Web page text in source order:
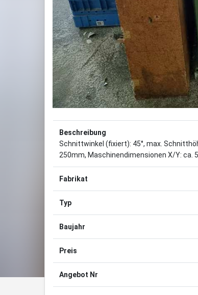
Beschreibung
Schnittwinkel (fixiert): 45°, max.
250mm, Maschinendimensionen X/Y: ca.
Fabrikat
Typ
Baujahr
Preis
Angebot Nr